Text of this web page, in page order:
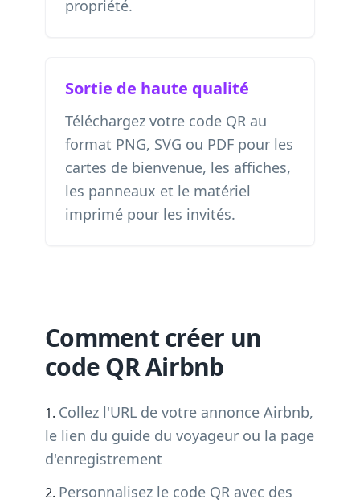
propriété.
Sortie de haute qualité
Téléchargez votre code QR au
format PNG, SVG ou PDF pour les
cartes de bienvenue, les affiches,
les panneaux et le matériel
imprimé pour les invités.
Comment créer un
code QR Airbnb
Collez l'URL de votre annonce Airbnb,
le lien du guide du voyageur ou la page
d'enregistrement
Personnalisez le code QR avec des